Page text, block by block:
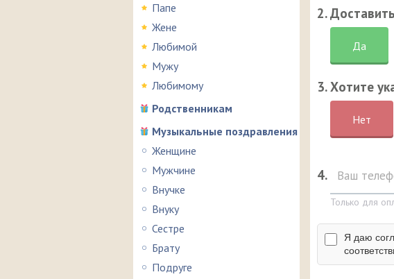
Папе
Жене
Любимой
Мужу
Любимому
Родственникам
Музыкальные поздравления
Женщине
Мужчине
Внучке
Внуку
Сестре
Брату
Подруге
2.
Да
3. Хотите
Нет
4.
Только для
Я даю